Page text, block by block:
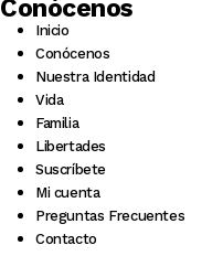
Conócenos
Inicio
Conócenos
Nuestra Identidad
Vida
Familia
Libertades
Suscríbete
Mi cuenta
Preguntas Frecuentes
Contacto